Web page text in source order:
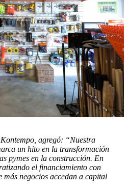
agregó: “Nuestra
un hito en la transformación
pymes en la construcción. En
el financiamiento con
negocios accedan a capital